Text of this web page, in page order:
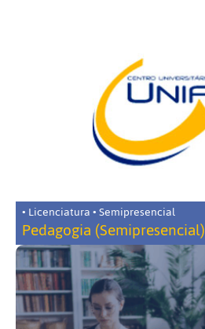
• Licenciatura • Semipresencial
Pedagogia (Semipresencial)